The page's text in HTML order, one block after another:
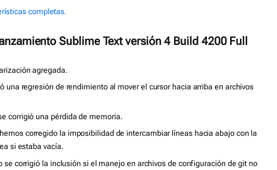
completas.
Sublime Text versión 4 Build 4200 Full
agregada.
una regresión de rendimiento al mover el cursor hacia arriba en archivos
corrigió una pérdida de memoria.
corregido la imposibilidad de intercambiar líneas hacia abajo con la
si estaba vacía.
se corrigió la inclusión si el manejo en archivos de configuración de git no